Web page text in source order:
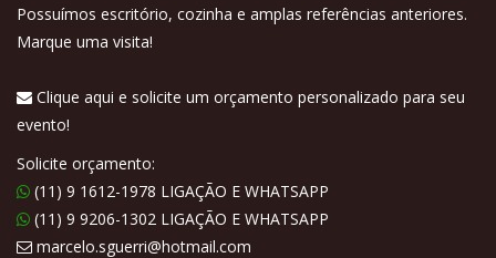
Possuímos escritório, cozinha e amplas referências anteriores.
Marque uma visita!
Clique aqui e solicite um orçamento personalizado para seu
evento!
Solicite orçamento:
(11) 9 1612-1978 LIGAÇÃO E WHATSAPP
(11) 9 9206-1302 LIGAÇÃO E WHATSAPP
marcelo.sguerri@hotmail.com